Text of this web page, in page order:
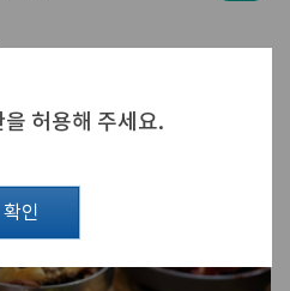
허용해 주세요.
확인